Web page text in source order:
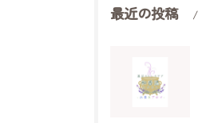
最近の投稿